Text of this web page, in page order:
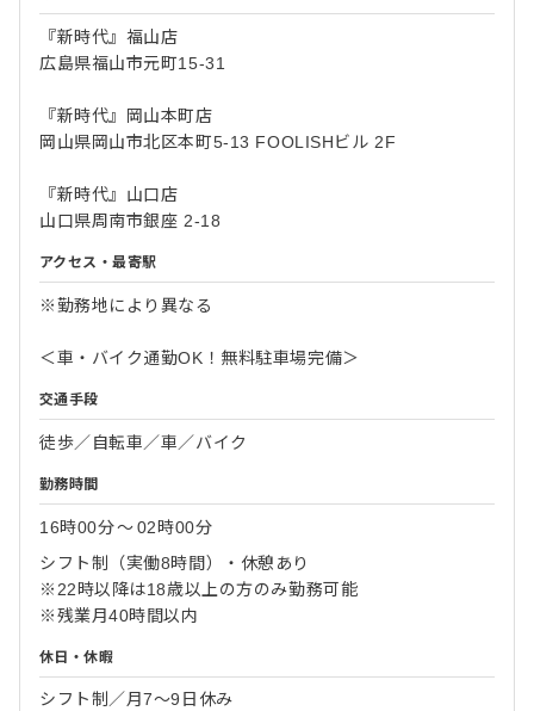
『新時代』福山店
広島県福山市元町15-31
『新時代』岡山本町店
岡山県岡山市北区本町5-13 FOOLISHビル 2F
『新時代』山口店
山口県周南市銀座 2-18
アクセス・最寄駅
※勤務地により異なる
＜車・バイク通勤OK！無料駐車場完備＞
交通手段
徒歩／自転車／車／バイク
勤務時間
16時00分〜02時00分
シフト制（実働8時間）・休憩あり
※22時以降は18歳以上の方のみ勤務可能
※残業月40時間以内
休日・休暇
シフト制／月7～9日休み